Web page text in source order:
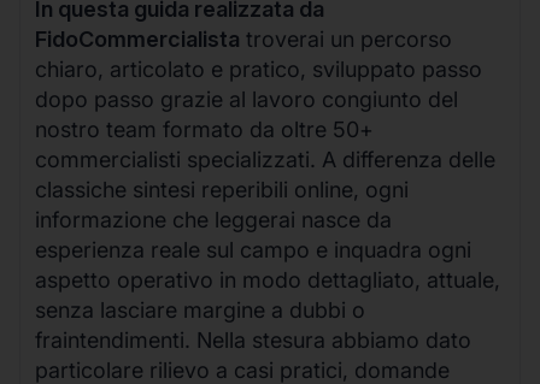
In questa guida realizzata da
FidoCommercialista troverai un percorso
chiaro, articolato e pratico, sviluppato passo
dopo passo grazie al lavoro congiunto del
nostro team formato da oltre 50+
commercialisti specializzati. A differenza delle
classiche sintesi reperibili online, ogni
informazione che leggerai nasce da
esperienza reale sul campo e inquadra ogni
aspetto operativo in modo dettagliato, attuale,
senza lasciare margine a dubbi o
fraintendimenti. Nella stesura abbiamo dato
particolare rilievo a casi pratici, domande